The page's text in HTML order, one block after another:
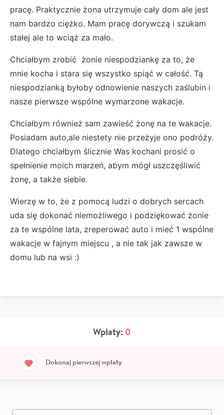
pracę. Praktycznie żona utrzymuje cały dom ale jest
nam bardzo ciężko. Mam pracę dorywczą i szukam
stałej ale to wciąż za mało.
Chciałbym zrobić żonie niespodziankę za to, że
mnie kocha i stara się wszystko spiąć w całość. Tą
niespodzianką byłoby odnowienie naszych zaślubin i
nasze pierwsze wspólne wymarzone wakacje.
Chciałbym również sam zawieść żonę na te wakacje.
Posiadam auto,ale niestety nie przeżyje ono podróży.
Dlatego chciałbym ślicznie Was kochani prosić o
spełnienie moich marzeń, abym mógł uszczęśliwić
żonę, a także siebie.
Wierzę w to, że z pomocą ludzi o dobrych sercach
uda się dokonać niemożliwego i podziękować żonie
za te wspólne lata, zreperować auto i mieć 1 wspólne
wakacje w fajnym miejscu , a nie tak jak zawsze w
domu lub na wsi :)
Wpłaty: 0
Dokonaj pierwszej wpłaty